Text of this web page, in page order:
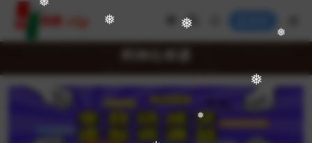
❅
❅
❅
❅
❅
❅